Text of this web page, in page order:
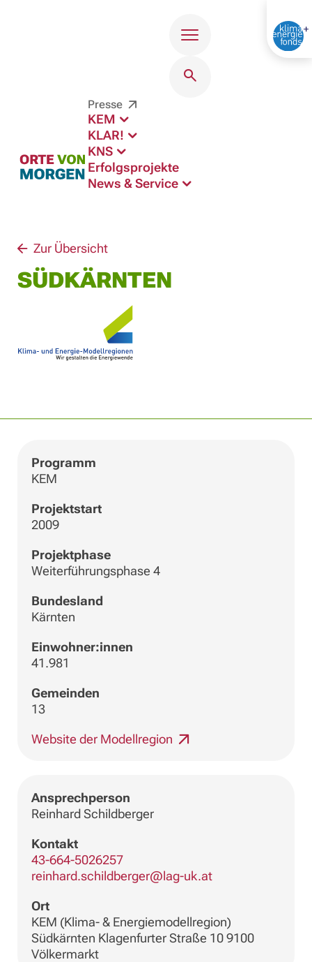
Presse
KEM
KLAR!
KNS
Erfolgsprojekte
News & Service
Zur Übersicht
SÜDKÄRNTEN
+
Programm
KEM
Projektstart
2009
Projektphase
Weiterführungsphase 4
Bundesland
Kärnten
Einwohner:innen
41.981
Gemeinden
13
Website der Modellregion
Ansprechperson
Reinhard Schildberger
Kontakt
43-664-5026257
reinhard.schildberger@lag-uk.at
Ort
KEM (Klima- & Energiemodellregion)
Südkärnten Klagenfurter Straße 10 9100
Völkermarkt